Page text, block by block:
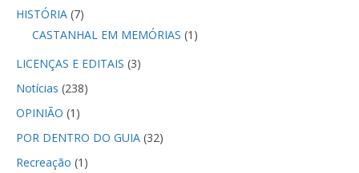
HISTÓRIA(7)
CASTANHAL EM MEMÓRIAS (1)
LICENÇAS E EDITAIS (3)
Notícias (238)
OPINIÃO (1)
POR DENTRO DO GUIA(32)
Recreação (1)